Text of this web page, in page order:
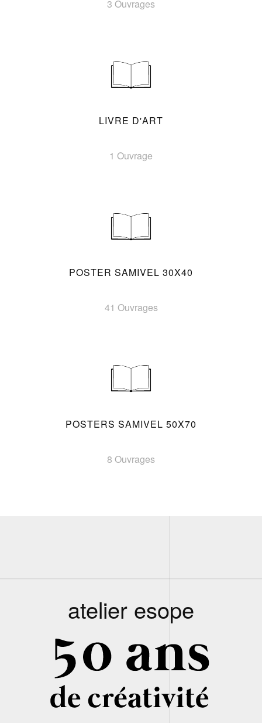
3 Ouvrages
LIVRE D'ART
1 Ouvrage
POSTER SAMIVEL 30X40
41 Ouvrages
POSTERS SAMIVEL 50X70
8 Ouvrages
atelier esope